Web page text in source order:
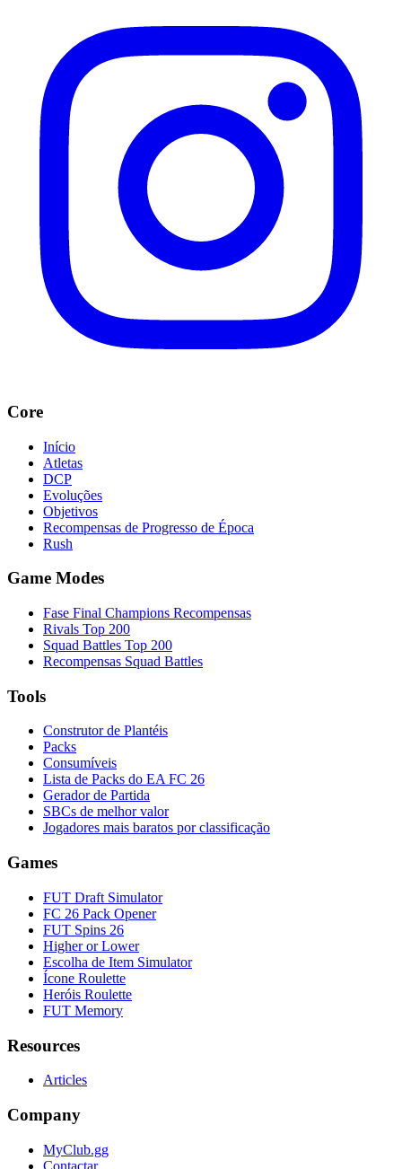
Core
Início
Atletas
DCP
Evoluções
Objetivos
Recompensas de Progresso de Época
Rush
Game Modes
Fase Final Champions Recompensas
Rivals Top 200
Squad Battles Top 200
Recompensas Squad Battles
Tools
Construtor de Plantéis
Packs
Consumíveis
Lista de Packs do EA FC 26
Gerador de Partida
SBCs de melhor valor
Jogadores mais baratos por classificação
Games
FUT Draft Simulator
FC 26 Pack Opener
FUT Spins 26
Higher or Lower
Escolha de Item Simulator
Ícone Roulette
Heróis Roulette
FUT Memory
Resources
Articles
Company
MyClub.gg
Contactar